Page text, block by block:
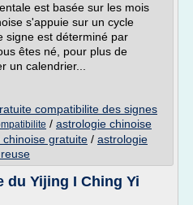
est basée sur les mois
s'appuie sur un cycle
signe est déterminé par
êtes né, pour plus de
un calendrier...
compatibilite des signes
/ astrologie chinoise
chinoise gratuite / astrologie
du Yijing I Ching Yi